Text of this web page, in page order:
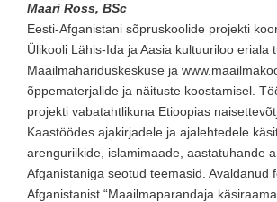
Maari Ross, BSc
Eesti-Afganistani sõpruskoolide projekti
Ülikooli Lähis-Ida ja Aasia kultuuriloo eriala
Maailmahariduskeskuse ja
õppematerjalide ja näituste koostamisel.
projekti vabatahtlikuna Etioopias
Kaastöödes ajakirjadele ja ajalehtedele
arenguriikide, islamimaade, aastatuhande
Afganistaniga seotud teemasid. Avaldanud
Afganistanist “Maailmaparandaja